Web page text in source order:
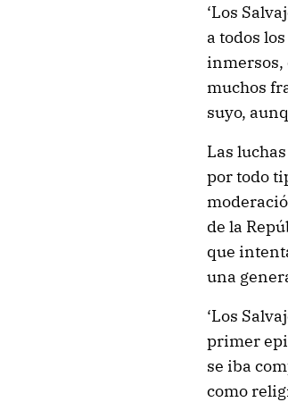
‘Los
a todos
inmersos,
muchos
suyo,
Las
por todo
de la
que
una
‘Los
primer
se iba
como